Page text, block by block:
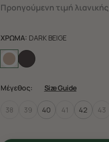
Προηγούμενη τιμή
ΧΡΩΜΑ: DARK BEIGE
Μέγεθος: Size Guide
38 39 40 41 42 43